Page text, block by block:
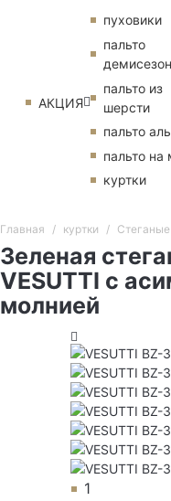
АКЦИЯ
пуховики
пальто
пальто из
шерсти
пальто
пальто на
куртки
Главная куртки Стеганые
Зеленая
VESUTTI с
молнией
1